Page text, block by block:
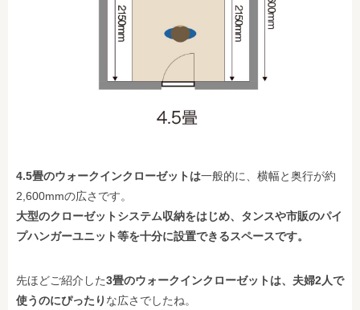
4.5畳のウォークインクローゼットは一般的に、横幅と奥行が約
2,600mmの広さです。
大型のクローゼットシステム収納をはじめ、タンスや市販のパイ
プハンガーユニット等を十分に設置できるスペースです。
先ほどご紹介した3畳のウォークインクローゼットは、夫婦2人で
使うのにぴったり な広さでしたね。